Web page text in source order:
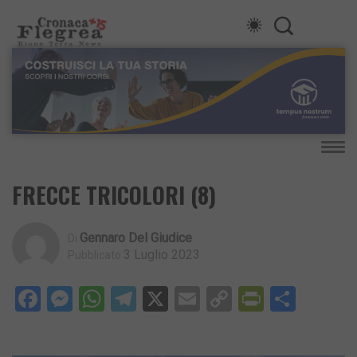
FRECCE TRICOLORI (8)
Gennaro Del Giudice
3 Luglio 2023
Facebook
Messenger
WhatsApp
Telegram
X EmailCopy